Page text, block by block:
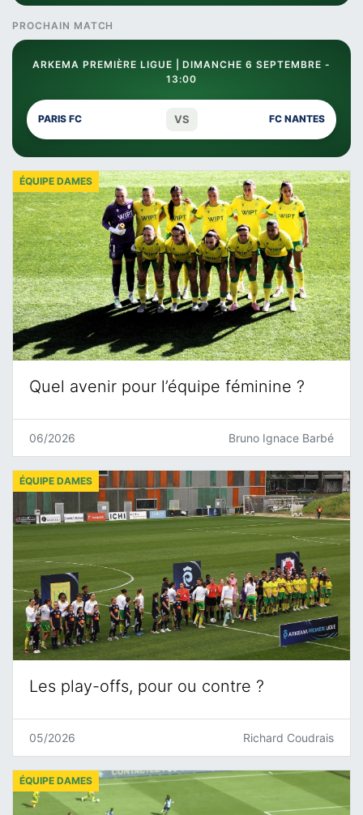
PROCHAIN MATCH
ARKEMA PREMIÈRE LIGUE | DIMANCHE 6 SEPTEMBRE -
13:00
PARIS FC VS FC NANTES
Quel avenir pour l’équipe féminine ?
ÉQUIPE DAMES
06/2026 Bruno Ignace Barbé
Les play-offs, pour ou contre ?
ÉQUIPE DAMES
05/2026 Richard Coudrais
ÉQUIPE DAMES